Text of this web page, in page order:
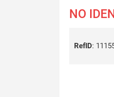
NO
RefID: